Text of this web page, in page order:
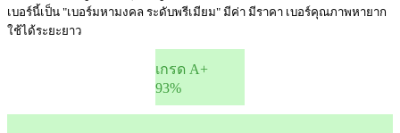
เบอร์นี้เป็น "เบอร์มหามงคล ระดับพรีเมียม" มีค่า มีราคา เบอร์คุณภาพหายาก
ใช้ได้ระยะยาว
เกรด A+
93%